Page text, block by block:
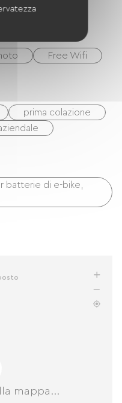
Free Wifi
prima colazione
batterie di e-bike,
mappa...